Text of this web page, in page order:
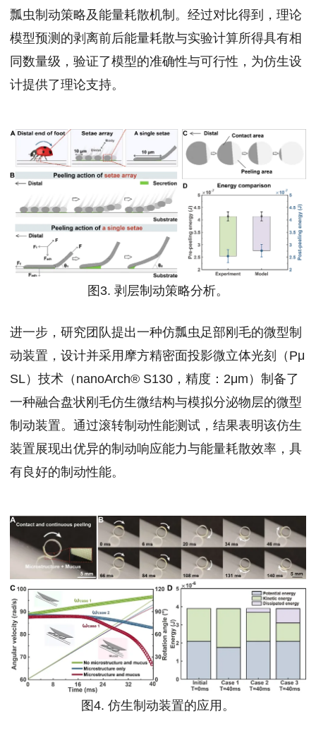
瓢虫制动策略及能量耗散机制。经过对比得到，理论
模型预测的剥离前后能量耗散与实验计算所得具有相
同数量级，验证了模型的准确性与可行性，为仿生设
计提供了理论支持。
图3. 剥层制动策略分析。
进一步，研究团队提出一种仿瓢虫足部刚毛的微型制
动装置，设计并采用摩方精密面投影微立体光刻（Pμ
SL）技术（nanoArch® S130，精度：2μm）制备了
一种融合盘状刚毛仿生微结构与模拟分泌物层的微型
制动装置。通过滚转制动性能测试，结果表明该仿生
装置展现出优异的制动响应能力与能量耗散效率，具
有良好的制动性能。
图4. 仿生制动装置的应用。